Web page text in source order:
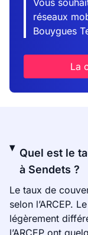
Vous
réseaux
Bouygues
La
Quel est le
à Sendets ?
Le taux de
selon l’ARCEP.
légèrement
l’ARCEP ont